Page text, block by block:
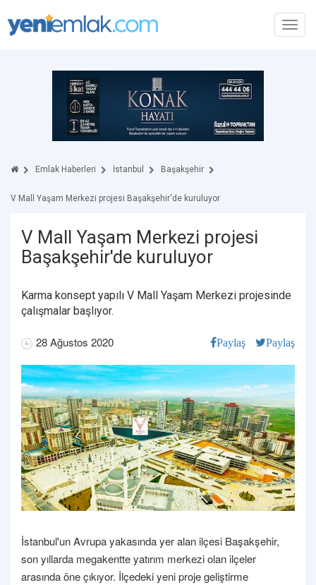
Emlak Haberleri İstanbul Başakşehir
V Mall Yaşam Merkezi projesi Başakşehir'de kuruluyor
V Mall Yaşam Merkezi projesi
Başakşehir'de kuruluyor
Karma konsept yapılı V Mall Yaşam Merkezi projesinde
çalışmalar başlıyor.
28 Ağustos 2020 Paylaş Paylaş
İstanbul'un Avrupa yakasında yer alan ilçesi Başakşehir,
son yıllarda megakentte yatırım merkezi olan ilçeler
arasında öne çıkıyor. İlçedeki yeni proje geliştirme